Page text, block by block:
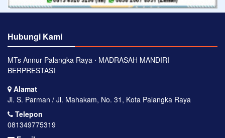
Hubungi Kami
MTs Annur Palangka Raya ⋅ MADRASAH MANDIRI
BERPRESTASI
Alamat
Jl. S. Parman / Jl. Mahakam, No. 31, Kota Palangka Raya
Telepon
081349775319